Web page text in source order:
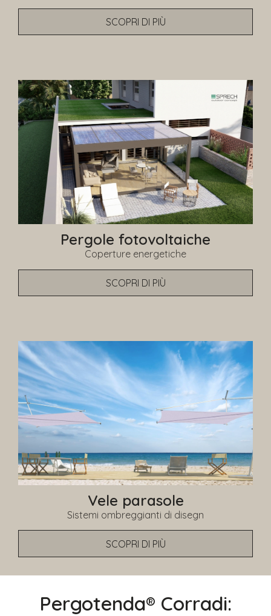
SCOPRI DI PIÙ
Pergole fotovoltaiche
Coperture energetiche
SCOPRI DI PIÙ
Vele parasole
Sistemi ombreggianti di disegn
SCOPRI DI PIÙ
Pergotenda® Corradi: